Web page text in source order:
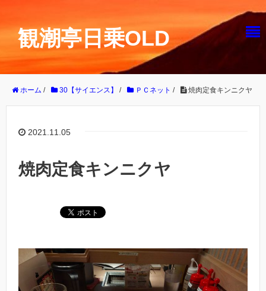
観潮亭日乗OLD
ホーム / 30【サイエンス】 / ＰＣネット / 焼肉定食キンニクヤ
2021.11.05
焼肉定食キンニクヤ